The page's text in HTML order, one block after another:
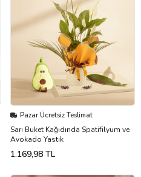
Pazar Ücretsiz Teslimat
Sarı Buket Kağıdında Spatifilyum ve
Avokado Yastık
1.169,98 TL